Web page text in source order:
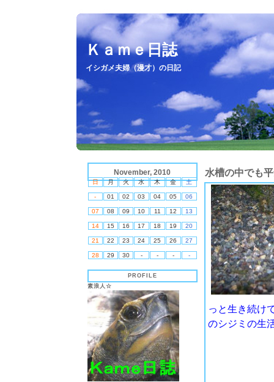
Ｋａｍｅ日誌
イシガメ夫婦（漫才）の日記
November, 2010
日 月 火 水 木 金 土
- 01 02 03 04 05 06
07 08 09 10 11 12 13
14 15 16 17 18 19 20
21 22 23 24 25 26 27
28 29 30 - - - -
PROFILE
素浪人☆
水槽の中でも
っと生き続け
のシジミの生